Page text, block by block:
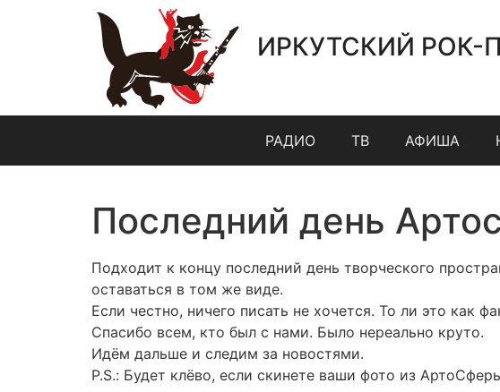
ИРКУТСКИЙ РОК-
РАДИО ТВ АФИША
Последний день
Подходит к концу последний день творческого
оставаться в том же виде.
Если честно, ничего писать не хочется. То ли это как
Спасибо всем, кто был с нами. Было нереально круто.
Идём дальше и следим за новостями.
P.S.: Будет клёво, если скинете ваши фото из